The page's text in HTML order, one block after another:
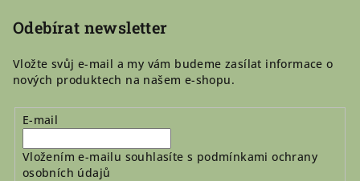
Odebírat newsletter
Vložte svůj e-mail a my vám budeme zasílat informace o
nových produktech na našem e-shopu.
E-mail
Vložením e-mailu souhlasíte s podmínkami ochrany
osobních údajů